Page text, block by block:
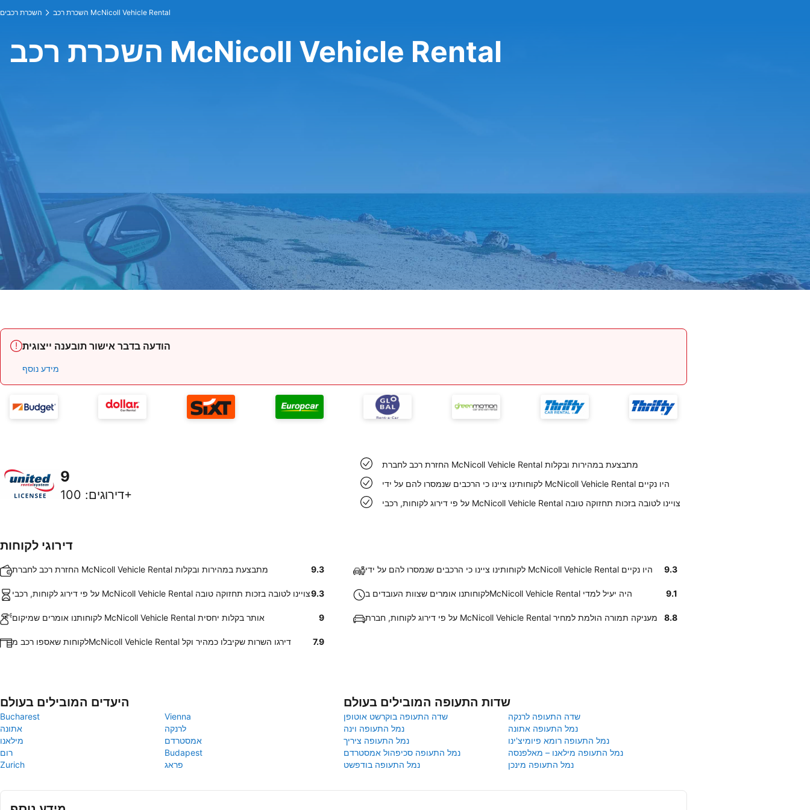
השכרת רכבים השכרת רכב McNicoll Vehicle Rental
השכרת רכב McNicoll Vehicle Rental
הודעה בדבר אישור תובענה ייצוגית
מידע נוסף
9
דירוגים: 100+
החזרת רכב לחברת McNicoll Vehicle Rental מתבצעת במהירות ובקלות
לקוחותינו ציינו כי הרכבים שנמסרו להם על ידי McNicoll Vehicle Rental היו נקיים
על פי דירוג לקוחות, רכבי McNicoll Vehicle Rental צויינו לטובה בזכות תחזוקה טובה
דירוגי לקוחות
החזרת רכב לחברת McNicoll Vehicle Rental מתבצעת במהירות ובקלות 9.3 לקוחותינו ציינו כי הרכבים שנמסרו להם על ידי McNicoll Vehicle Rental היו נקיים 9.3
על פי דירוג לקוחות, רכבי McNicoll Vehicle Rental צויינו לטובה בזכות תחזוקה טובה9.3 לקוחותנו אומרים שצוות העובדים בMcNicoll Vehicle Rental היה יעיל למדי 9.1
לקוחותנו אומרים שמיקום McNicoll Vehicle Rental אותר בקלות יחסית 9 על פי דירוג לקוחות, חברת McNicoll Vehicle Rental מעניקה תמורה הולמת למחיר 8.8
לקוחות שאספו רכב מMcNicoll Vehicle Rental דירגו השרות שקיבלו כמהיר וקל 7.9
היעדים המובילים בעולם
Bucharest
Vienna
אתונה
לרנקה
מילאנו
אמסטרדם
רום
Budapest
Zurich
פראג
שדות התעופה המובילים בעולם
שדה התעופה בוקרשט אוטופן
שדה התעופה לרנקה
נמל התעופה וינה
נמל התעופה אתונה
נמל התעופה ציריך
נמל התעופה רומא פיומיצ'ינו
נמל התעופה סכיפהול אמסטרדם
נמל התעופה מילאנו – מאלפנסה
נמל התעופה בודפשט
נמל התעופה מינכן